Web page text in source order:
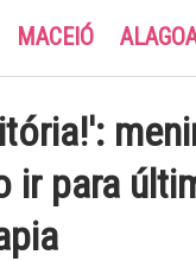
MACEIÓ
ir para